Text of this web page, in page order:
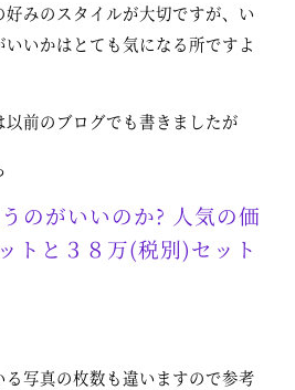
みのスタイルが大切ですが、い
いかはとても気になる所ですよ
前のブログでも書きましたが
のがいいのか? 人気の価
トと３８万(税別)セット
写真の枚数も違いますので参考